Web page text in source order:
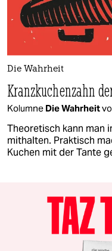
Die Wahrheit
Kranzkuchenzahn
Kolumne Die Wahrheit
Theoretisch kann man
mithalten. Praktisch
Kuchen mit der Tante